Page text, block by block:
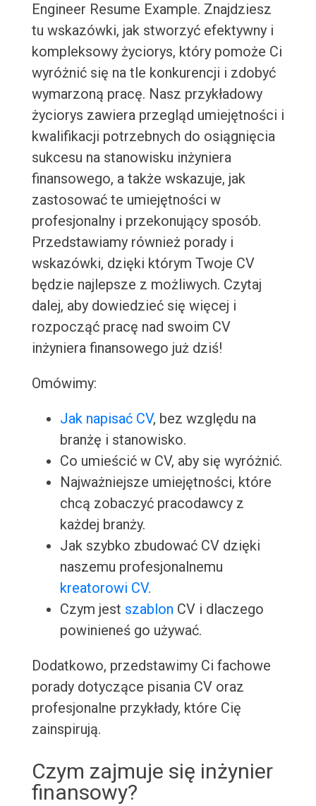
Engineer Resume Example. Znajdziesz
tu wskazówki, jak stworzyć efektywny i
kompleksowy życiorys, który pomoże Ci
wyróżnić się na tle konkurencji i zdobyć
wymarzoną pracę. Nasz przykładowy
życiorys zawiera przegląd umiejętności i
kwalifikacji potrzebnych do osiągnięcia
sukcesu na stanowisku inżyniera
finansowego, a także wskazuje, jak
zastosować te umiejętności w
profesjonalny i przekonujący sposób.
Przedstawiamy również porady i
wskazówki, dzięki którym Twoje CV
będzie najlepsze z możliwych. Czytaj
dalej, aby dowiedzieć się więcej i
rozpocząć pracę nad swoim CV
inżyniera finansowego już dziś!
Omówimy:
Jak napisać CV, bez względu na
branżę i stanowisko.
Co umieścić w CV, aby się wyróżnić.
Najważniejsze umiejętności, które
chcą zobaczyć pracodawcy z
każdej branży.
Jak szybko zbudować CV dzięki
naszemu profesjonalnemu
kreatorowi CV.
Czym jest szablon CV i dlaczego
powinieneś go używać.
Dodatkowo, przedstawimy Ci fachowe
porady dotyczące pisania CV oraz
profesjonalne przykłady, które Cię
zainspirują.
Czym zajmuje się inżynier
finansowy?